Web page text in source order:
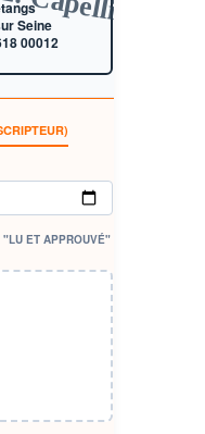
Seine
00012
"LU ET APPROUVÉ"